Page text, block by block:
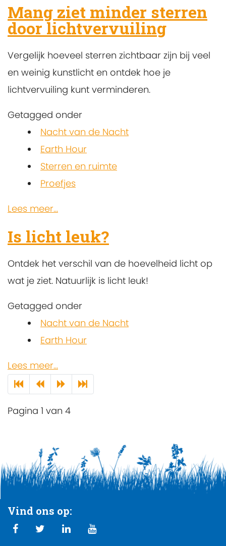
Mang ziet minder sterren
door lichtvervuiling
Vergelijk hoeveel sterren zichtbaar zijn bij veel
en weinig kunstlicht en ontdek hoe je
lichtvervuiling kunt verminderen.
Getagged onder
Nacht van de Nacht
Earth Hour
Sterren en ruimte
Proefjes
Lees meer...
Is licht leuk?
Ontdek het verschil van de hoevelheid licht op
wat je ziet. Natuurlijk is licht leuk!
Getagged onder
Nacht van de Nacht
Earth Hour
Lees meer...
Pagina 1 van 4
Vind ons op: